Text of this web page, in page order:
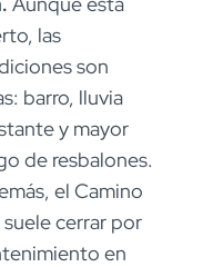
las
son
barro, lluvia
y mayor
de resbalones.
el Camino
suele cerrar por
en